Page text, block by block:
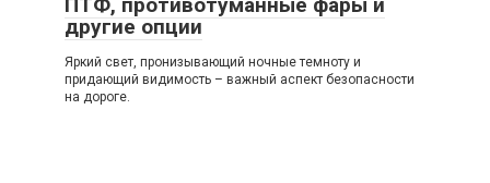
ПТФ, противотуманные фары и
другие опции
Яркий свет, пронизывающий ночные темноту и
придающий видимость – важный аспект безопасности
на дороге.